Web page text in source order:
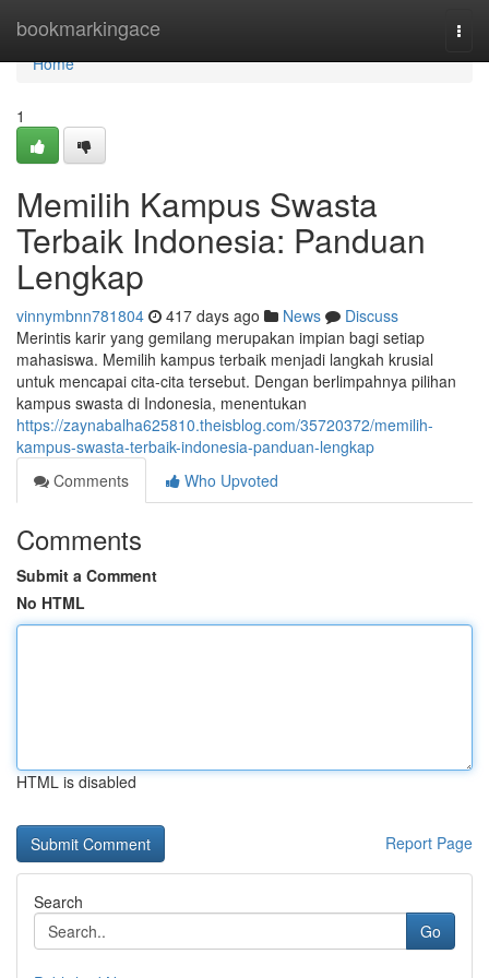
bookmarkingace
Home
Home
1
Memilih Kampus Swasta
Terbaik Indonesia: Panduan
Lengkap
vinnymbnn781804 417 days ago News
Discuss
Merintis karir yang gemilang merupakan impian bagi setiap
mahasiswa. Memilih kampus terbaik menjadi langkah krusial
untuk mencapai cita-cita tersebut. Dengan berlimpahnya pilihan
kampus swasta di Indonesia, menentukan
https://zaynabalha625810.theisblog.com/35720372/memilih-
kampus-swasta-terbaik-indonesia-panduan-lengkap
Comments
Who Upvoted
Comments
Submit a Comment
No HTML
HTML is disabled
Report Page
Search
Go